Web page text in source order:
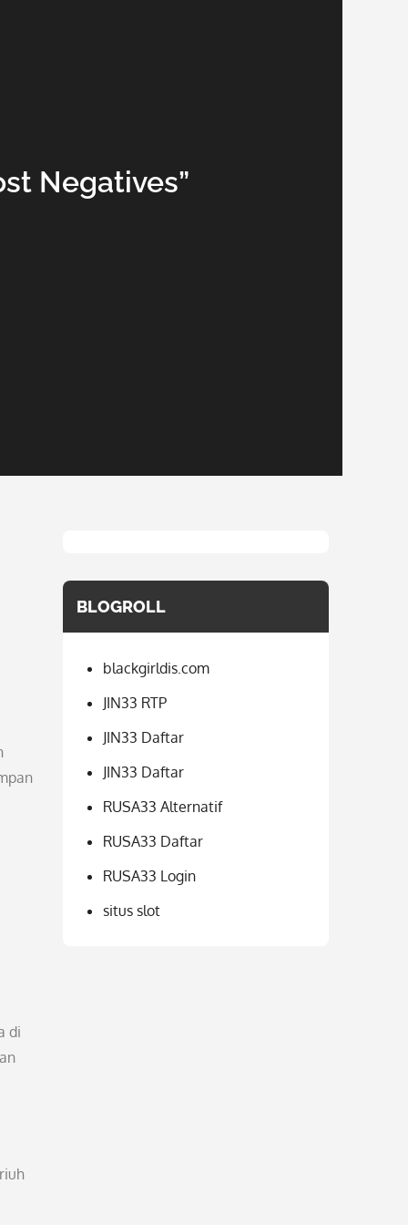
Negatives”
di
BLOGROLL
blackgirldis.com
JIN33 RTP
JIN33 Daftar
JIN33 Daftar
RUSA33 Alternatif
RUSA33 Daftar
RUSA33 Login
situs slot